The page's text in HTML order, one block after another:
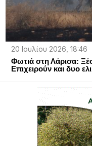
20 Ιουλίου 2026, 18:46
Φωτιά στη Λάρισα:
Επιχειρούν και δυο